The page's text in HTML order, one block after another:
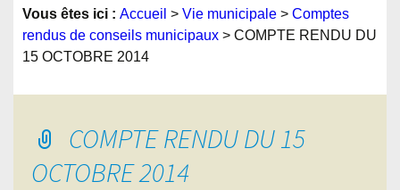
Vous êtes ici : Accueil > Vie municipale > Comptes
rendus de conseils municipaux > COMPTE RENDU DU
15 OCTOBRE 2014
COMPTE RENDU DU 15
OCTOBRE 2014